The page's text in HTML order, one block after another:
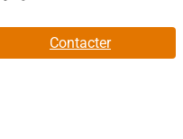
10 minutes à pied. On
bassins de natation,
supermarchés, une
Contacter